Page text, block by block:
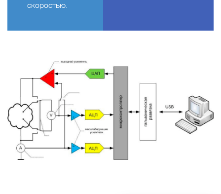
скоростью.